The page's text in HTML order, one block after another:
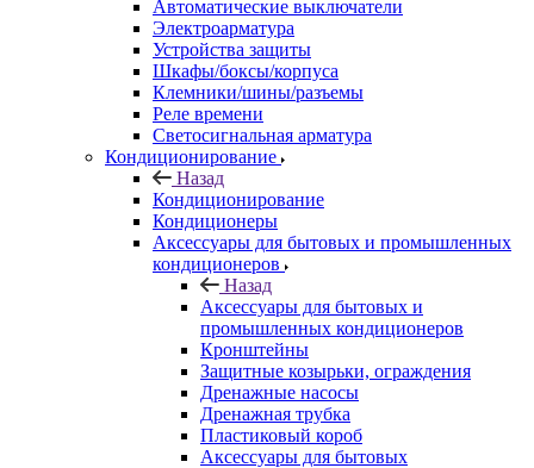
Автоматические выключатели
Электроарматура
Устройства защиты
Шкафы/боксы/корпуса
Клемники/шины/разъемы
Реле времени
Светосигнальная арматура
Кондиционирование
Назад
Кондиционирование
Кондиционеры
Аксессуары для бытовых и промышленных
кондиционеров
Назад
Аксессуары для бытовых и
промышленных кондиционеров
Кронштейны
Защитные козырьки, ограждения
Дренажные насосы
Дренажная трубка
Пластиковый короб
Аксессуары для бытовых